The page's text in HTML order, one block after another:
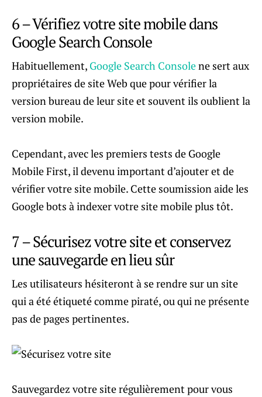
6 – Vérifiez votre site mobile dans
Google Search Console
Habituellement, Google Search Consolene sert aux
propriétaires de site Web que pour vérifier la
version bureau de leur site et souvent ils oublient la
version mobile.
Cependant, avec les premiers tests de Google
Mobile First, il devenu important d’ajouter et de
vérifier votre site mobile. Cette soumission aide les
Google bots à indexer votre site mobile plus tôt.
7 – Sécurisez votre site et conservez
une sauvegarde en lieu sûr
Les utilisateurs hésiteront à se rendre sur un site
qui a été étiqueté comme piraté, ou qui ne présente
pas de pages pertinentes.
Sauvegardez votre site régulièrement pour vous